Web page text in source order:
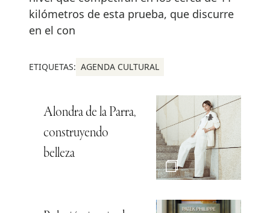
kilómetros de esta prueba, que discurre
en el con
ETIQUETAS: AGENDA CULTURAL
Alondra de la Parra,
construyendo
belleza